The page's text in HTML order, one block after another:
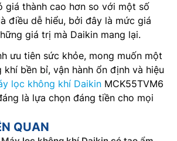
giá thành cao hơn so với một số
điều dễ hiểu, bởi đây là mức giá
giá trị mà Daikin mang lại.
ưu tiên sức khỏe, mong muốn một
bền bỉ, vận hành ổn định và hiệu
lọc không khí Daikin MCK55TVM6
là lựa chọn đáng tiền cho mọi
QUAN